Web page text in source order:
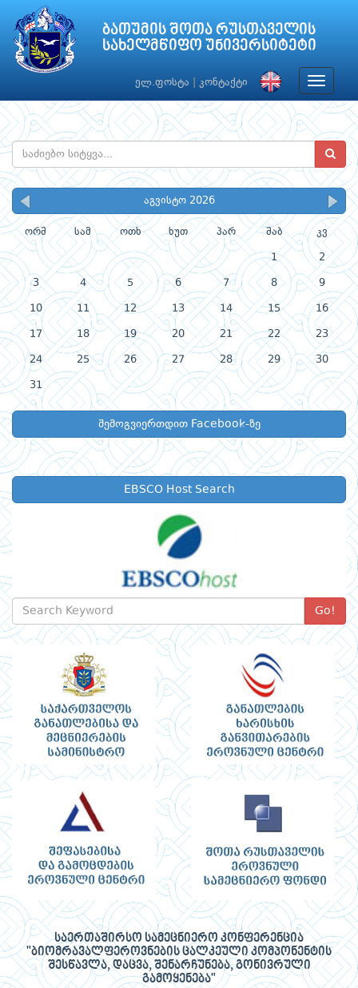
ბათუმის შოთა რუსთაველის
სახელმწიფო უნივერსიტეტი
ელ.ფოსტა კონტაქტი
Toggle
აგვისტო 2026
ორშ სამ ოთხ ხუთ პარ შაბ კვ
1 2
3 4 5 6 7 8 9
10 11 12 13 14 15 16
17 18 19 20 21 22 23
24 25 26 27 28 29 30
31
შემოგვიერთდით Facebook-ზე
EBSCO Host Search
Go!
საერთაშირსო სამეცნიერო კონფერენცია
"ბიომრავალფეროვნების ცალკეული კომპონენტის
შესწავლა, დაცვა, შენარჩუნება, გონივრული
გამოყენება"